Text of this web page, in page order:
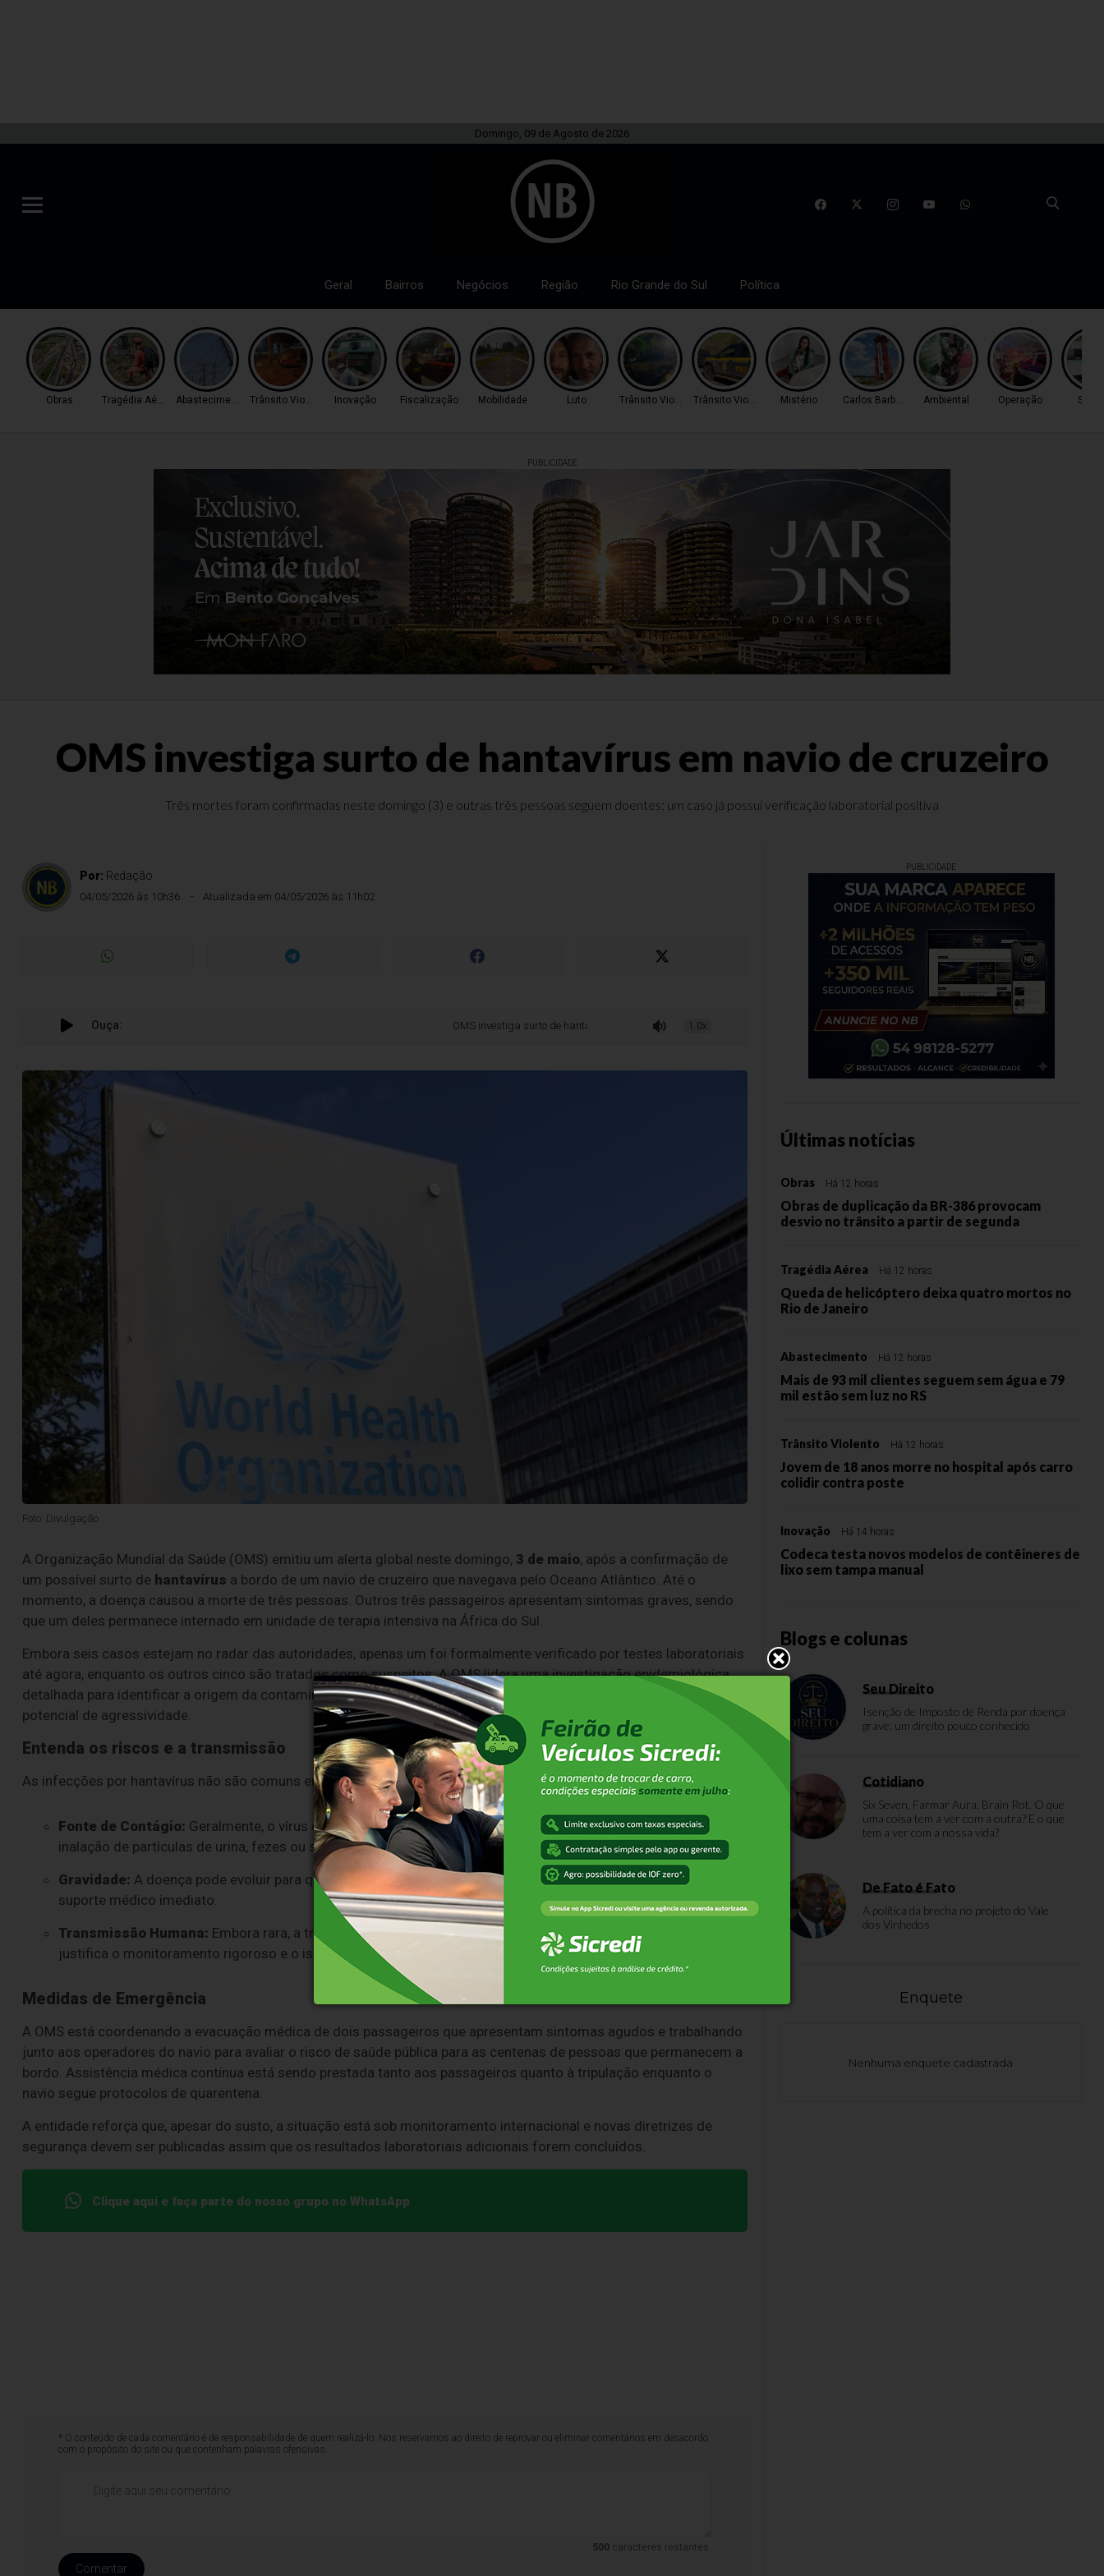
Domingo, 09 de Agosto de 2026
Geral Bairros Negócios Região Rio Grande do Sul Política
Obras Tragédia Aérea Abastecimento Trânsito Violento Inovação Fiscalização Mobilidade Luto Trânsito ViolentoTrânsito Violento Mistério Carlos Barbosa Ambiental Operação
PUBLICIDADE
OMS investiga surto de hantavírus em navio de cruzeiro
Três mortes foram confirmadas neste domingo (3) e outras três pessoas seguem doentes; um caso já possui verificação laboratorial positiva
Por: Redação
04/05/2026 às 10h36 Atualizada em 04/05/2026 às 11h02
Ouça: OMS investiga surto de hantavírus em navio de cruzeiro 1.0x
Foto: Divulgação
A Organização Mundial da Saúde (OMS) emitiu um alerta global neste domingo, 3 de maio, após a confirmação de
um possível surto de hantavírus a bordo de um navio de cruzeiro que navegava pelo Oceano Atlântico. Até o
momento, a doença causou a morte de três pessoas. Outros três passageiros apresentam sintomas graves, sendo
que um deles permanece internado em unidade de terapia intensiva na África do Sul.
Embora seis casos estejam no radar das autoridades, apenas um foi formalmente verificado por testes laboratoriais
até agora, enquanto os outros cinco são tratados como suspeitos. A OMS lidera uma investigação epidemiológica
detalhada para identificar a origem da contaminação e o sequenciamento genético do vírus para entender seu
potencial de agressividade.
Entenda os riscos e a transmissão
As infecções por hantavírus não são comuns em ambientes marítimos, o que torna o caso atípico:
Fonte de Contágio: Geralmente, o vírus é transmitido aos seres humanos através do contato direto ou
inalação de partículas de urina, fezes ou saliva de roedores infectados.
Gravidade: A doença pode evoluir para quadros respiratórios graves e insuficiência pulmonar, exigindo
suporte médico imediato.
Transmissão Humana: Embora rara, a transmissão de pessoa para pessoa não é descartada, o que
justifica o monitoramento rigoroso e o isolamento de passageiros sintomáticos.
Medidas de Emergência
A OMS está coordenando a evacuação médica de dois passageiros que apresentam sintomas agudos e trabalhando
junto aos operadores do navio para avaliar o risco de saúde pública para as centenas de pessoas que permanecem a
bordo. Assistência médica contínua está sendo prestada tanto aos passageiros quanto à tripulação enquanto o
navio segue protocolos de quarentena.
A entidade reforça que, apesar do susto, a situação está sob monitoramento internacional e novas diretrizes de
segurança devem ser publicadas assim que os resultados laboratoriais adicionais forem concluídos.
Clique aqui e faça parte do nosso grupo no WhatsApp
* O conteúdo de cada comentário é de responsabilidade de quem realizá-lo. Nos reservamos ao direito de reprovar ou eliminar comentários em desacordo
com o propósito do site ou que contenham palavras ofensivas.
500caracteres restantes.
Comentar
PUBLICIDADE
Últimas notícias
Obras Há 12 horas
Obras de duplicação da BR-386 provocam
desvio no trânsito a partir de segunda
Tragédia Aérea Há 12 horas
Queda de helicóptero deixa quatro mortos no
Rio de Janeiro
Abastecimento Há 12 horas
Mais de 93 mil clientes seguem sem água e 79
mil estão sem luz no RS
Trânsito Violento Há 12 horas
Jovem de 18 anos morre no hospital após carro
colidir contra poste
Inovação Há 14 horas
Codeca testa novos modelos de contêineres de
lixo sem tampa manual
Blogs e colunas
Seu Direito
Isenção de Imposto de Renda por doença
grave: um direito pouco conhecido
Cotidiano
Six Seven, Farmar Aura, Brain Rot. O que
uma coisa tem a ver com a outra? E o que
tem a ver com a nossa vida?
De Fato é Fato
A política da brecha no projeto do Vale
dos Vinhedos
Enquete
Nenhuma enquete cadastrada